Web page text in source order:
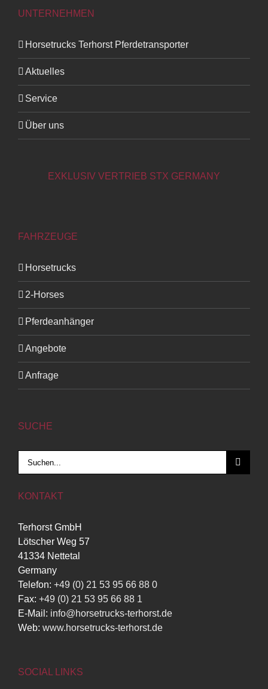
UNTERNEHMEN
Horsetrucks Terhorst Pferdetransporter
Aktuelles
Service
Über uns
EXKLUSIV VERTRIEB STX GERMANY
FAHRZEUGE
Horsetrucks
2-Horses
Pferdeanhänger
Angebote
Anfrage
SUCHE
KONTAKT
Terhorst GmbH
Lötscher Weg 57
41334 Nettetal
Germany
Telefon: +49 (0) 21 53 95 66 88 0
Fax: +49 (0) 21 53 95 66 88 1
E-Mail: info@horsetrucks-terhorst.de
Web: www.horsetrucks-terhorst.de
SOCIAL LINKS